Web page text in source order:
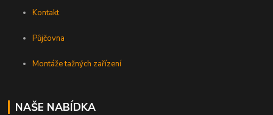
Kontakt
Půjčovna
Montáže tažných zařízení
NAŠE NABÍDKA